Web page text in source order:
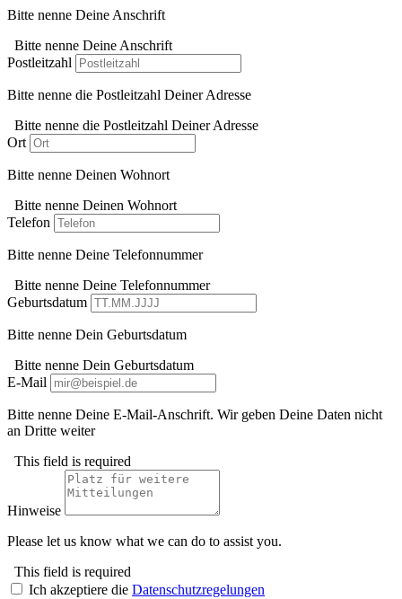
Bitte nenne Deine Anschrift
Bitte nenne Deine Anschrift
Postleitzahl
Bitte nenne die Postleitzahl Deiner Adresse
Bitte nenne die Postleitzahl Deiner Adresse
Ort
Bitte nenne Deinen Wohnort
Bitte nenne Deinen Wohnort
Telefon
Bitte nenne Deine Telefonnummer
Bitte nenne Deine Telefonnummer
Geburtsdatum
Bitte nenne Dein Geburtsdatum
Bitte nenne Dein Geburtsdatum
E-Mail
Bitte nenne Deine E-Mail-Anschrift. Wir geben Deine Daten nicht
an Dritte weiter
This field is required
Hinweise
Please let us know what we can do to assist you.
This field is required
Ich akzeptiere die Datenschutzregelungen